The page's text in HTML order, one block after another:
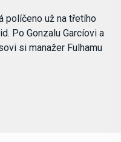
políčeno už na třetího
Po Gonzalu Garcíovi a
si manažer Fulhamu